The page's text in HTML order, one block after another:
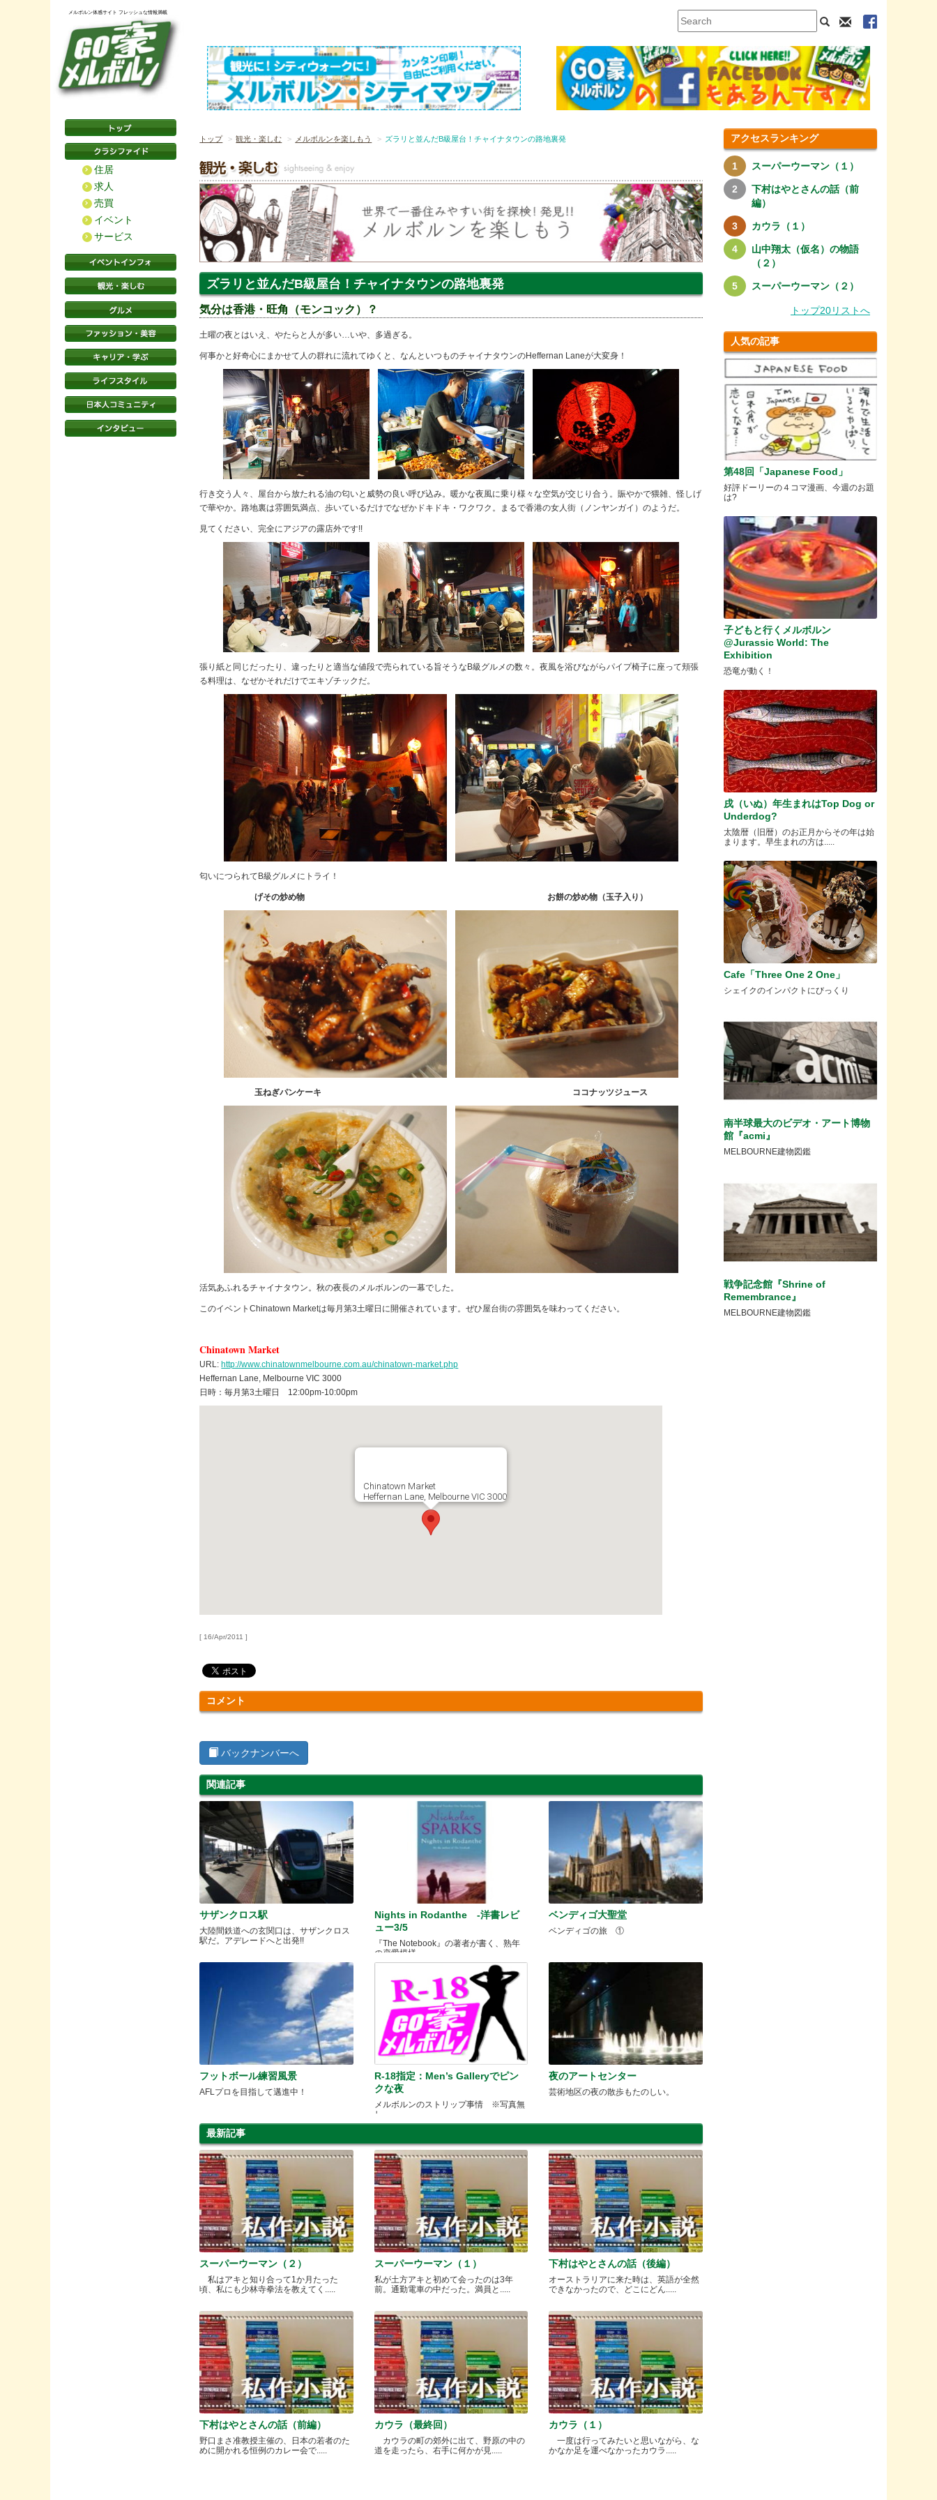
メルボルン体感サイト フレッシュな情報満載
住居
求人
売買
イベント
サービス
トップ 観光・楽しむ メルボルンを楽しもう ズラリと並んだB級屋台！チャイナタウンの路地裏発
ズラリと並んだB級屋台！チャイナタウンの路地裏発
気分は香港・旺角（モンコック）？
土曜の夜とはいえ、やたらと人が多い…いや、多過ぎる。
何事かと好奇心にまかせて人の群れに流れてゆくと、なんといつものチャイナタウンのHeffernan Laneが大変身！
行き交う人々、屋台から放たれる油の匂いと威勢の良い呼び込み。暖かな夜風に乗り様々な空気が交じり合う。賑やかで猥雑、怪しげ
で華やか。路地裏は雰囲気満点、歩いているだけでなぜかドキドキ・ワクワク。まるで香港の女人街（ノンヤンガイ）のようだ。
見てください、完全にアジアの露店外です!!
張り紙と同じだったり、違ったりと適当な値段で売られている旨そうなB級グルメの数々。夜風を浴びながらパイプ椅子に座って頬張
る料理は、なぜかそれだけでエキゾチックだ。
匂いにつられてB級グルメにトライ！
げその炒め物 お餅の炒め物（玉子入り）
玉ねぎパンケーキ ココナッツジュース
活気あふれるチャイナタウン。秋の夜長のメルボルンの一幕でした。
このイベントChinatown Marketは毎月第3土曜日に開催されています。ぜひ屋台街の雰囲気を味わってください。
Chinatown Market
URL: http://www.chinatownmelbourne.com.au/chinatown-market.php
Heffernan Lane, Melbourne VIC 3000
日時：毎月第3土曜日 12:00pm-10:00pm
Chinatown Market
Heffernan Lane, Melbourne VIC 3000
[ 16/Apr/2011 ]
コメント
バックナンバーへ
関連記事
サザンクロス駅
大陸間鉄道への玄関口は、サザンクロス
駅だ。アデレードへと出発!!
Nights in Rodanthe -洋書レビ
ュー3/5
『The Notebook』の著者が書く、熟年
の恋愛模様
ベンディゴ大聖堂
ベンディゴの旅 ①
フットボール練習風景
AFLプロを目指して邁進中！
R-18指定：Men’s Galleryでピン
クな夜
メルボルンのストリップ事情 ※写真無
し
夜のアートセンター
芸術地区の夜の散歩もたのしい。
最新記事
スーパーウーマン（２）
私はアキと知り合って1か月たった
頃、私にも少林寺拳法を教えてく.....
スーパーウーマン（１）
私が土方アキと初めて会ったのは3年
前。通勤電車の中だった。満員と.....
下村はやとさんの話（後編）
オーストラリアに来た時は、英語が全然
できなかったので、どこにどん.....
下村はやとさんの話（前編）
野口まさ准教授主催の、日本の若者のた
めに開かれる恒例のカレー会で.....
カウラ（最終回）
カウラの町の郊外に出て、野原の中の
道を走ったら、右手に何かが見.....
カウラ（１）
一度は行ってみたいと思いながら、な
かなか足を運べなかったカウラ.....
アクセスランキング
スーパーウーマン（１）
下村はやとさんの話（前
編）
カウラ（１）
山中翔太（仮名）の物語
（２）
スーパーウーマン（２）
トップ20リストへ
人気の記事
第48回「Japanese Food」
好評ドーリーの４コマ漫画、今週のお題
は?
子どもと行くメルボルン
@Jurassic World: The
Exhibition
恐竜が動く！
戌（いぬ）年生まれはTop Dog or
Underdog?
太陰暦（旧暦）のお正月からその年は始
まります。早生まれの方は.....
Cafe「Three One 2 One」
シェイクのインパクトにびっくり
南半球最大のビデオ・アート博物
館『acmi』
MELBOURNE建物図鑑
戦争記念館『Shrine of
Remembrance』
MELBOURNE建物図鑑